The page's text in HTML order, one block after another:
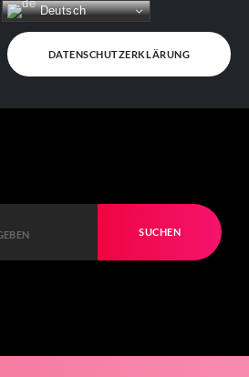
DATENSCHUTZERKLÄRUNG
SUCHEN
Deutsch